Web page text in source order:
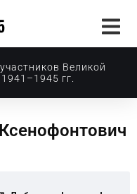
Великой
гг.